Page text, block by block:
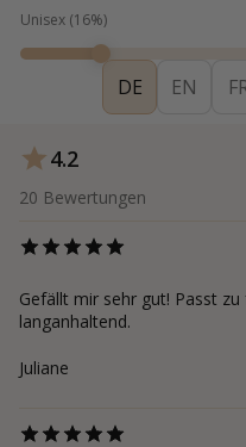
Unisex (16%)
DE EN
4.2
20 Bewertungen
Gefällt mir sehr gut! Passt
langanhaltend.
Juliane